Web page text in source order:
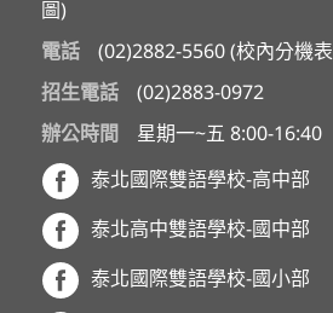
圖 )
電話
(02)2882-5560 (校內分機表
招生電話
(02)2883-0972
辦公時間
星期一~五 8:00-16:40
泰北國際雙語學校-高中部
泰北高中雙語學校-國中部
泰北國際雙語學校-國小部